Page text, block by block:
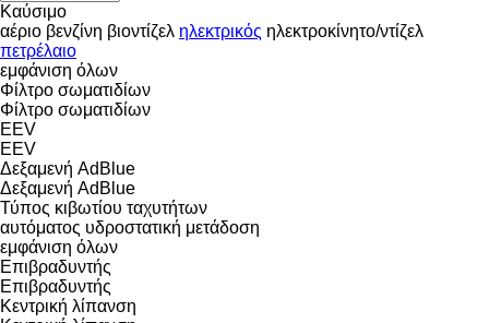
Καύσιμο
αέριο βενζίνη βιοντίζελ ηλεκτρικός ηλεκτροκίνητο/ντίζελ
πετρέλαιο
εμφάνιση όλων
Φίλτρο σωματιδίων
Φίλτρο σωματιδίων
EEV
EEV
Δεξαμενή AdBlue
Δεξαμενή AdBlue
Τύπος κιβωτίου ταχυτήτων
αυτόματος υδροστατική μετάδοση
εμφάνιση όλων
Επιβραδυντής
Επιβραδυντής
Κεντρική λίπανση